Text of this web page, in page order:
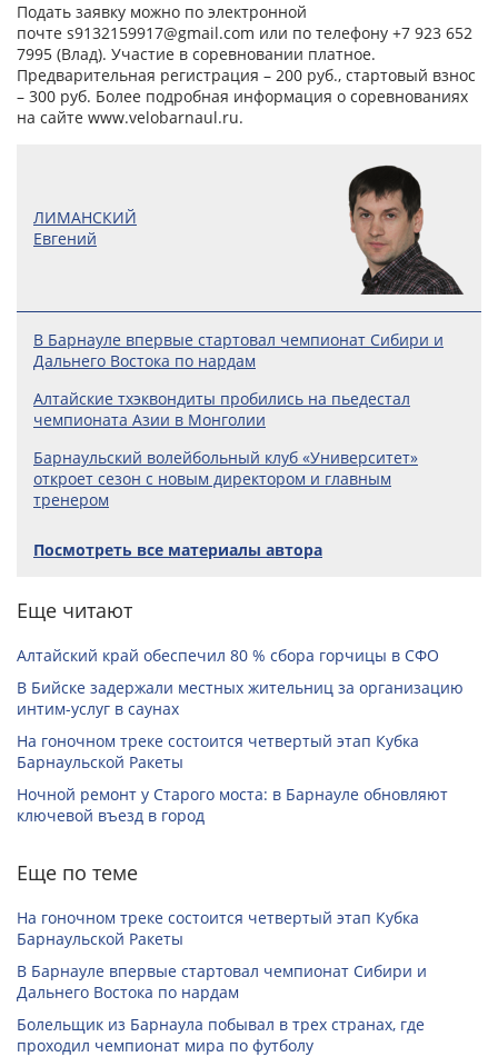
Подать заявку можно по электронной
почте s9132159917@gmail.com или по телефону +7 923 652
7995 (Влад). Участие в соревновании платное.
Предварительная регистрация – 200 руб., стартовый взнос
– 300 руб. Более подробная информация о соревнованиях
на сайте www.velobarnaul.ru.
ЛИМАНСКИЙ
Евгений
В Барнауле впервые стартовал чемпионат Сибири и
Дальнего Востока по нардам
Алтайские тхэквондиты пробились на пьедестал
чемпионата Азии в Монголии
Барнаульский волейбольный клуб «Университет»
откроет сезон с новым директором и главным
тренером
Посмотреть все материалы автора
Еще читают
Алтайский край обеспечил 80 % сбора горчицы в СФО
В Бийске задержали местных жительниц за организацию
интим-услуг в саунах
На гоночном треке состоится четвертый этап Кубка
Барнаульской Ракеты
Ночной ремонт у Старого моста: в Барнауле обновляют
ключевой въезд в город
Еще по теме
На гоночном треке состоится четвертый этап Кубка
Барнаульской Ракеты
В Барнауле впервые стартовал чемпионат Сибири и
Дальнего Востока по нардам
Болельщик из Барнаула побывал в трех странах, где
проходил чемпионат мира по футболу